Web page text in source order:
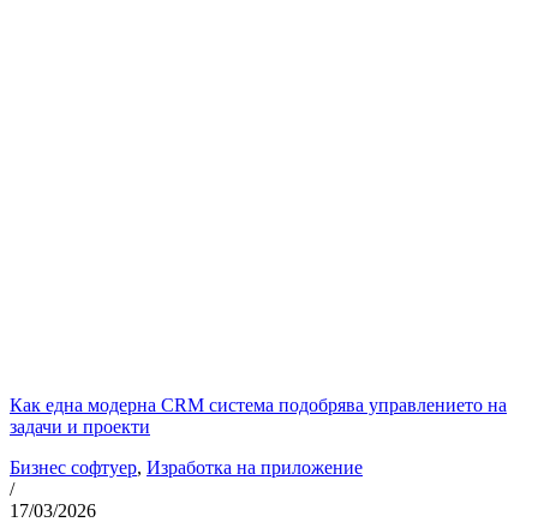
Как една модерна CRM система подобрява управлението на
задачи и проекти
Бизнес софтуер, Изработка на приложение
/
17/03/2026